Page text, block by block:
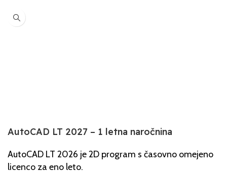
AutoCAD LT 2027 – 1 letna naročnina
AutoCAD LT 2026 je 2D program s časovno omejeno
licenco za eno leto.